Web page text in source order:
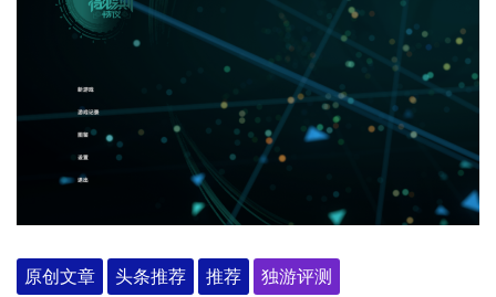
原创文章 头条推荐 推荐 独游评测